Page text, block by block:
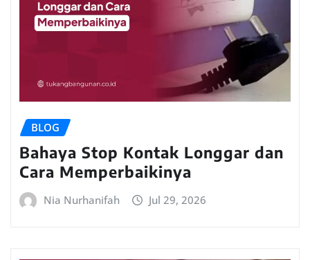
BLOG
Bahaya Stop Kontak Longgar dan
Cara Memperbaikinya
Nia Nurhanifah Jul 29, 2026